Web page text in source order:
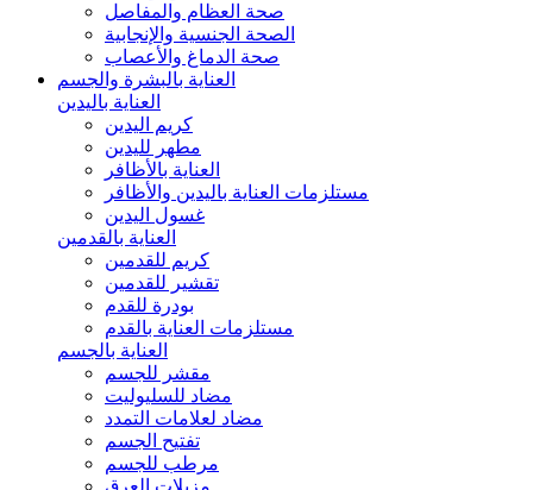
صحة العظام والمفاصل
الصحة الجنسية والإنجابية
صحة الدماغ والأعصاب
العناية بالبشرة والجسم
العناية باليدين
كريم اليدين
مطهر لليدين
العناية بالأظافر
مستلزمات العناية باليدين والأظافر
غسول اليدين
العناية بالقدمين
كريم للقدمين
تقشير للقدمين
بودرة للقدم
مستلزمات العناية بالقدم
العناية بالجسم
مقشر للجسم
مضاد للسليوليت
مضاد لعلامات التمدد
تفتيح الجسم
مرطب للجسم
مزيلات العرق